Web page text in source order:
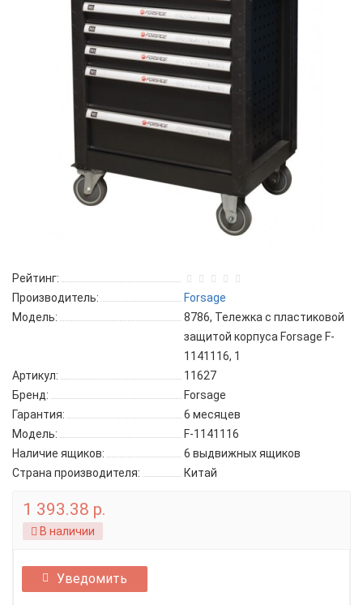
Рейтинг:
Производитель:
Forsage
Модель:
8786, Тележка с пластиковой
защитой корпуса Forsage F-
1141116, 1
Артикул:
11627
Бренд:
Forsage
Гарантия:
6 месяцев
Модель:
F-1141116
Наличие ящиков:
6 выдвижных ящиков
Страна производителя:
Китай
1 393.38 р.
В наличии
Уведомить